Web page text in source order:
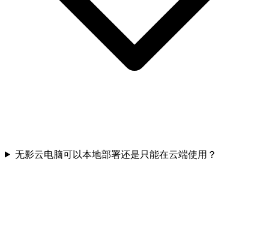
无影云电脑可以本地部署还是只能在云端使用？